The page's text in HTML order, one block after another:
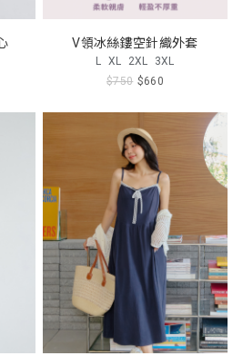
V領冰絲鏤空針織外套
L XL 2XL 3XL
$750 $660